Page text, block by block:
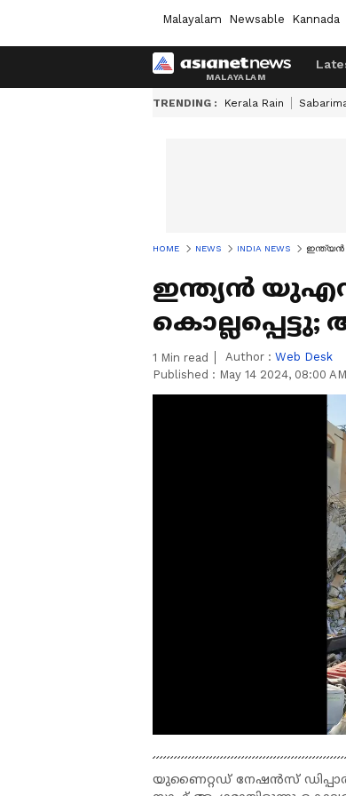
Malayalam Newsable Kannada
TRENDING : Kerala Rain
HOME NEWS INDIA NEWS ഇന്ത്യൻ
ഇന്ത്യൻ
1 Min read Author : Web Desk
Published : May 14 2024, 08:00
യുണൈറ്റഡ് നേഷൻസ്